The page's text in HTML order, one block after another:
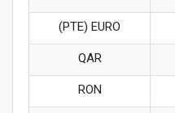
PTE) EURO)
QAR
RON